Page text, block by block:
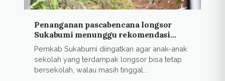
Penanganan pascabencana longsor
Sukabumi menunggu rekomendasi
Badan Geologi
Pemkab Sukabumi diingatkan agar anak-anak
sekolah yang terdampak longsor bisa tetap
bersekolah, walau masih tinggal...